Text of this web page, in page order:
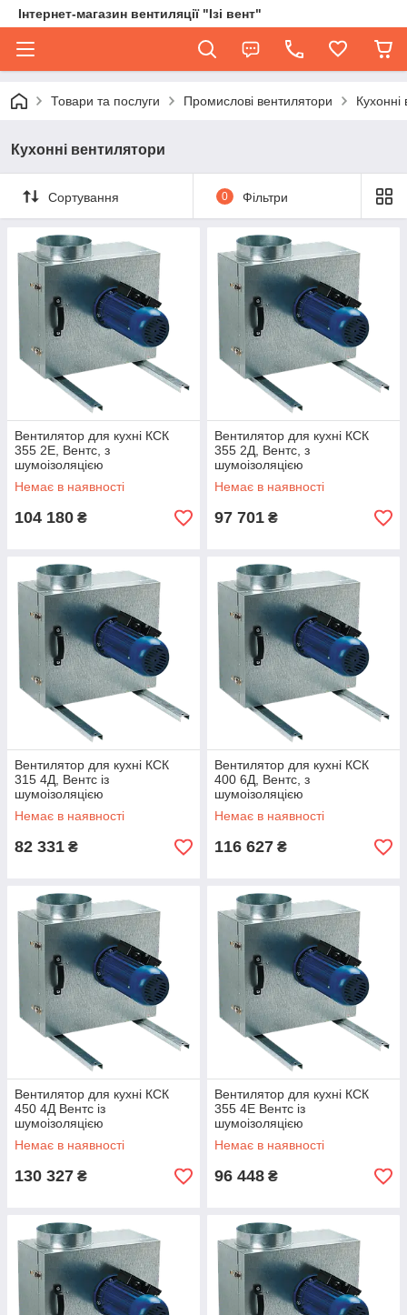
Інтернет-магазин вентиляції "Ізі вент"
Товари та послуги Промислові вентилятори Кухонні
Кухонні вентилятори
Сортування 0 Фільтри
Вентилятор для кухні КСК
355 2Е, Вентс, з
шумоізоляцією
Немає в наявності
104 180 ₴
Вентилятор для кухні КСК
355 2Д, Вентс, з
шумоізоляцією
Немає в наявності
97 701 ₴
Вентилятор для кухні КСК
315 4Д, Вентс із
шумоізоляцією
Немає в наявності
82 331 ₴
Вентилятор для кухні КСК
400 6Д, Вентс, з
шумоізоляцією
Немає в наявності
116 627 ₴
Вентилятор для кухні КСК
450 4Д Вентс із
шумоізоляцією
Немає в наявності
130 327 ₴
Вентилятор для кухні КСК
355 4Е Вентс із
шумоізоляцією
Немає в наявності
96 448 ₴